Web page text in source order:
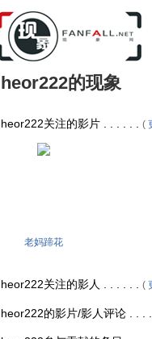
heor222的现象
heor222关注的影片 . . . . . . (
老妈蹄花
heor222关注的影人 . . . . . . (
heor222的影片/影人评论 . . . .